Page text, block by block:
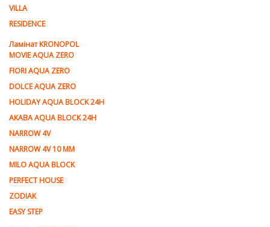
VILLA
RESIDENCE
Ламiнат KRONOPOL
MOVIE AQUA ZERO
FIORI AQUA ZERO
DOLCE AQUA ZERO
HOLIDAY AQUA BLOCK 24H
AKABA AQUA BLOCK 24H
NARROW 4V
NARROW 4V 10 MM
MILO AQUA BLOCK
PERFECT HOUSE
ZODIAK
EASY STEP